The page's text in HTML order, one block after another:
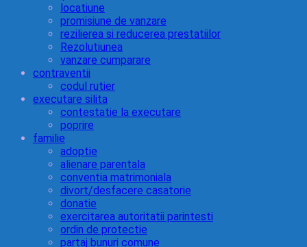
locatiune
promisiune de vanzare
rezilierea si reducerea prestatiilor
Rezolutiunea
vanzare cumparare
contraventii
codul rutier
executare silita
contestatie la executare
poprire
familie
adoptie
alienare parentala
conventia matrimoniala
divort/desfacere casatorie
donatie
exercitarea autoritatii parintesti
ordin de protectie
partaj bunuri comune